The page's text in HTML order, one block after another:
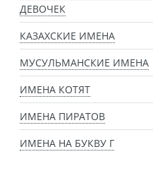
ДЕВОЧЕК
КАЗАХСКИЕ ИМЕНА
МУСУЛЬМАНСКИЕ ИМЕНА
ИМЕНА КОТЯТ
ИМЕНА ПИРАТОВ
ИМЕНА НА БУКВУ Г